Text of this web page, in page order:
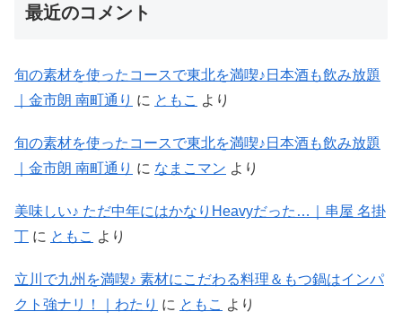
最近のコメント
旬の素材を使ったコースで東北を満喫♪日本酒も飲み放題
｜金市朗 南町通り に ともこ より
旬の素材を使ったコースで東北を満喫♪日本酒も飲み放題
｜金市朗 南町通り に なまこマン より
美味しい♪ ただ中年にはかなりHeavyだった…｜串屋 名掛
丁 に ともこ より
立川で九州を満喫♪ 素材にこだわる料理＆もつ鍋はインパ
クト強ナリ！｜わたり に ともこ より